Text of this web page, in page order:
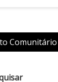
Comunitário